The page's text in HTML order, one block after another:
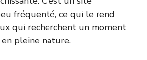
fréquenté, ce qui le rend
qui recherchent un moment
pleine nature.